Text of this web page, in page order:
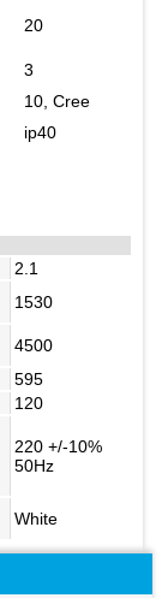
20
3
10, Cree
ip40
2.1
1530
4500
595
120
220 +/-10%
50Hz
White